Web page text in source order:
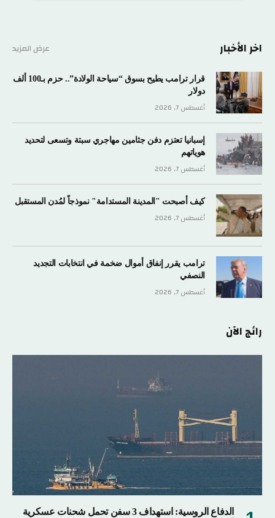
اخر الأخبار عرض المزيد
قرار ترامب يطيح بسوق “سياحة الولادة”.. حزم بـ100 ألف
دولار
أغسطس 7, 2026
إسبانيا تعتزم دفن جثامين مهاجري سبتة وتسعى لتحديد
هوياتهم
أغسطس 7, 2026
كيف أصبحت "المدينة المستدامة" نموذجاً لمُدن المستقبل
أغسطس 7, 2026
ترامب يقرر إنفاق أموال ضخمة في انتخابات التجديد
النصفي
أغسطس 7, 2026
رائج الآن
الدفاع الروسية: استهداف 3 سفن تحمل شحنات عسكرية